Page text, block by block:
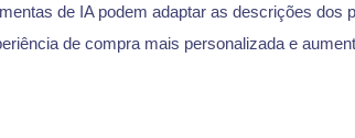
de IA podem adaptar as descrições dos
de compra mais personalizada e